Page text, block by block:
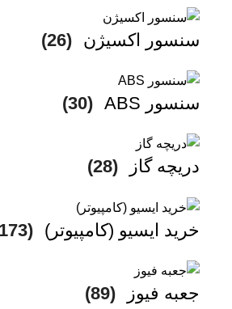
سنسور اکسیژن (26)
سنسور ABS (30)
دریچه گاز (28)
خرید ایسیو (کامپیوتر) (173)
جعبه فیوز (89)